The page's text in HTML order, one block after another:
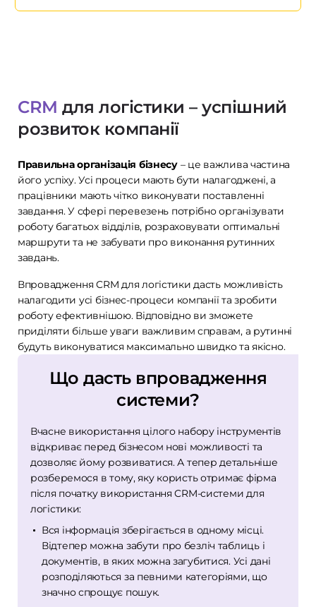
CRM для логістики – успішний
розвиток компанії
Правильна організація бізнесу– це важлива частина
його успіху. Усі процеси мають бути налагоджені, а
працівники мають чітко виконувати поставленні
завдання. У сфері перевезень потрібно організувати
роботу багатьох відділів, розраховувати оптимальні
маршрути та не забувати про виконання рутинних
завдань.
Впровадження CRM для логістики дасть можливість
налагодити усі бізнес-процеси компанії та зробити
роботу ефективнішою. Відповідно ви зможете
приділяти більше уваги важливим справам, а рутинні
будуть виконуватися максимально швидко та якісно.
Що дасть впровадження
системи?
Вчасне використання цілого набору інструментів
відкриває перед бізнесом нові можливості та
дозволяє йому розвиватися. А тепер детальніше
розберемося в тому, яку користь отримає фірма
після початку використання CRM-системи для
логістики:
Вся інформація зберігається в одному місці.
Відтепер можна забути про безліч таблиць і
документів, в яких можна загубитися. Усі дані
розподіляються за певними категоріями, що
значно спрощує пошук.